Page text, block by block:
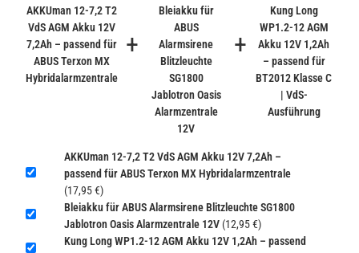
gem. SV188 ADR)
Verbatim Cool'n'Go AirJet Handventilator 4000mAh
Grau Lila
inkl. 19% USt. zzgl.Versand
(Gefahrgut UN3480 Versand
− +
AKKUman 12-7,2 T2
VdS AGM Akku 12V
7,2Ah – passend für
ABUS Terxon MX
Hybridalarmzentrale
+
Bleiakku für
ABUS
Alarmsirene
Blitzleuchte
SG1800
Jablotron Oasis
Alarmzentrale
12V
+
Kung Long
WP1.2-12 AGM
Akku 12V 1,2Ah
– passend für
BT2012 Klasse C
| VdS-
Ausführung
AKKUman 12-7,2 T2 VdS AGM Akku 12V 7,2Ah –
passend für ABUS Terxon MX Hybridalarmzentrale
(17,95 €)
Bleiakku für ABUS Alarmsirene Blitzleuchte SG1800
Jablotron Oasis Alarmzentrale 12V (12,95 €)
Kung Long WP1.2-12 AGM Akku 12V 1,2Ah – passend